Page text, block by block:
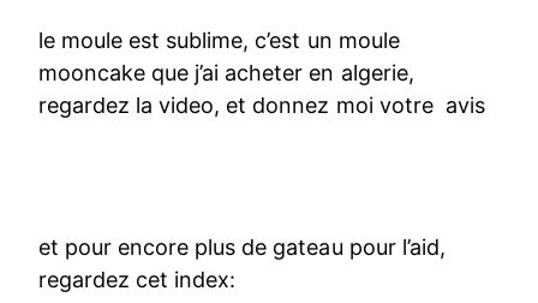
le moule est sublime, c’est un moule
mooncake que j’ai acheter en algerie,
regardez la video, et donnez moi votre avis
et pour encore plus de gateau pour l’aid,
regardez cet index: